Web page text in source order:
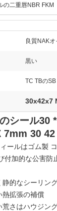
の二重唇NBR FKM
良質NAK
黒い
TC TBのSB
30x42x7
シール30
7mm 30 42
ールはゴム製
付加的な公害防
静的なシーリン
熱拡張の補償
さはハウジン